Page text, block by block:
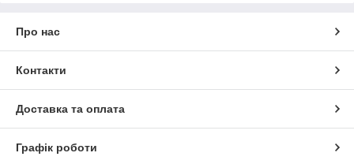
Про нас
Контакти
Доставка та оплата
Графік роботи